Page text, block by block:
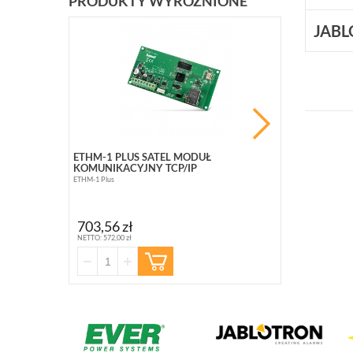
ETHM-1 PLUS SATEL MODUŁ
KOMUNIKACYJNY TCP/IP
ETHM-1 Plus
703,56 zł
NETTO: 572,00 zł